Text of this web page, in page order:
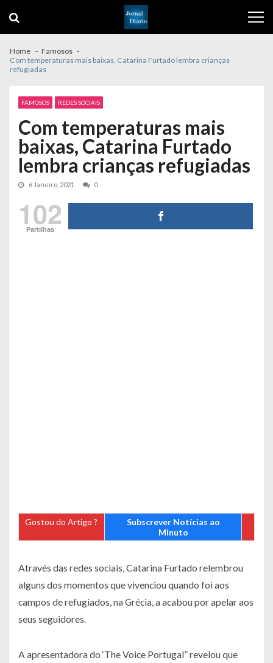
navigation
content
Home
Famosos
Com temperaturas mais baixas, Catarina Furtado lembra crianças
refugiadas
FAMOSOS REDES SOCIAIS
Com temperaturas mais
baixas, Catarina Furtado
lembra crianças refugiadas
6 Janeiro, 2021 0
102
Partilhas
Gostou do Artigo ?
Subscrever Notícias ao
Minuto
Através das redes sociais, Catarina Furtado relembrou
alguns dos momentos que vivenciou quando foi aos
campos de refugiados, na Grécia, a acabou por apelar aos
seus seguidores.
A apresentadora do ‘The Voice Portugal” revelou que